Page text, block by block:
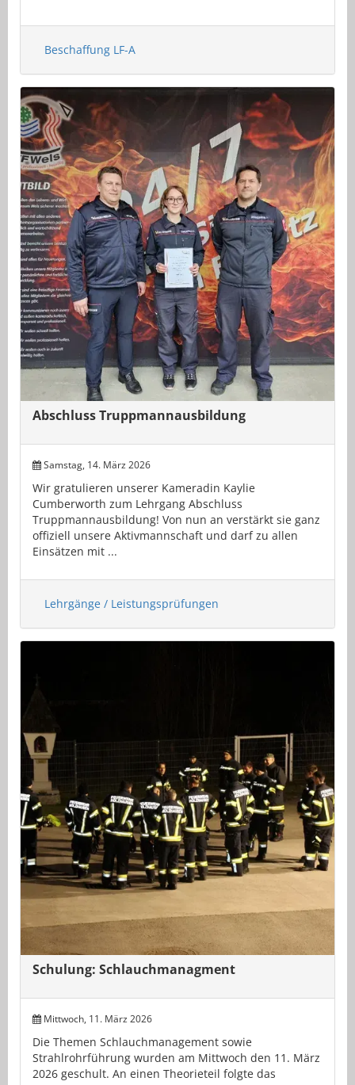
Beschaffung LF-A
Abschluss Truppmannausbildung
Samstag, 14. März 2026
Wir gratulieren unserer Kameradin Kaylie
Cumberworth zum Lehrgang Abschluss
Truppmannausbildung! Von nun an verstärkt sie ganz
offiziell unsere Aktivmannschaft und darf zu allen
Einsätzen mit ...
Lehrgänge / Leistungsprüfungen
Schulung: Schlauchmanagment
Mittwoch, 11. März 2026
Die Themen Schlauchmanagement sowie
Strahlrohrführung wurden am Mittwoch den 11. März
2026 geschult. An einen Theorieteil folgte das